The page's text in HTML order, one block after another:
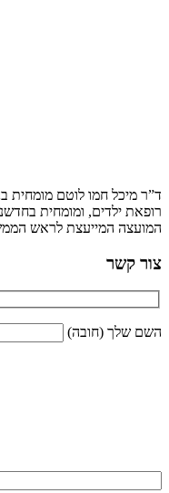
ד”ר מיכל חמו לוטם מומחית
רופאת ילדים, ומומחית
המועצה המייעצת לראש
צור קשר
השם שלך (חובה)